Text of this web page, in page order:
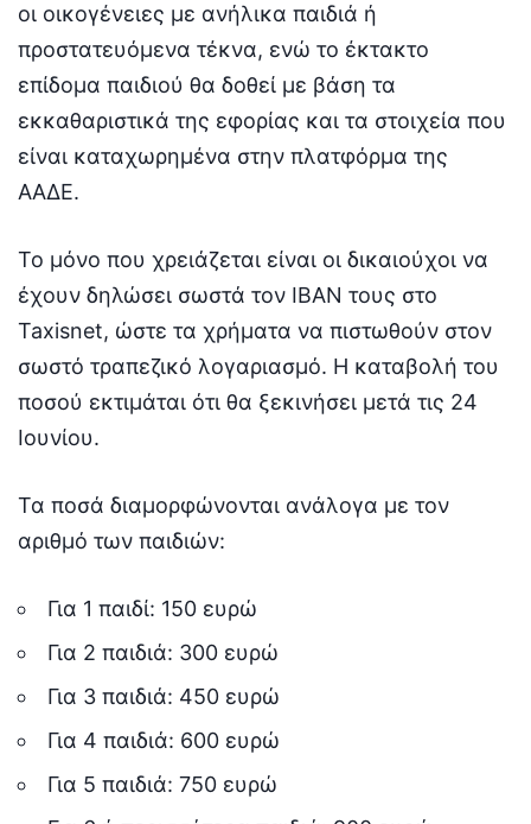
οι οικογένειες με ανήλικα παιδιά ή
προστατευόμενα τέκνα, ενώ το έκτακτο
επίδομα παιδιού θα δοθεί με βάση τα
εκκαθαριστικά της εφορίας και τα στοιχεία που
είναι καταχωρημένα στην πλατφόρμα της
ΑΑΔΕ.
Το μόνο που χρειάζεται είναι οι δικαιούχοι να
έχουν δηλώσει σωστά τον IBAN τους στο
Taxisnet, ώστε τα χρήματα να πιστωθούν στον
σωστό τραπεζικό λογαριασμό. Η καταβολή του
ποσού εκτιμάται ότι θα ξεκινήσει μετά τις 24
Ιουνίου.
Τα ποσά διαμορφώνονται ανάλογα με τον
αριθμό των παιδιών:
Για 1 παιδί: 150 ευρώ
Για 2 παιδιά: 300 ευρώ
Για 3 παιδιά: 450 ευρώ
Για 4 παιδιά: 600 ευρώ
Για 5 παιδιά: 750 ευρώ